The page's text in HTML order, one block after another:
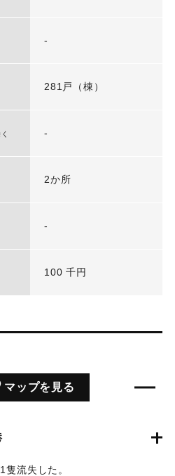
-
281戸（棟）
-
2か所
-
100 千円
マップを見る
流失した。